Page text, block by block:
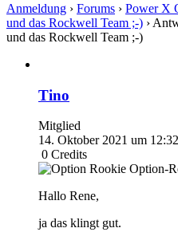
Anmeldung › Forums › Power X
und das Rockwell Team ;-) ›
und das Rockwell Team ;-)
Tino
Mitglied
14. Oktober 2021 um 12:32
0 Credits
Option-
Hallo Rene,
ja das klingt gut.